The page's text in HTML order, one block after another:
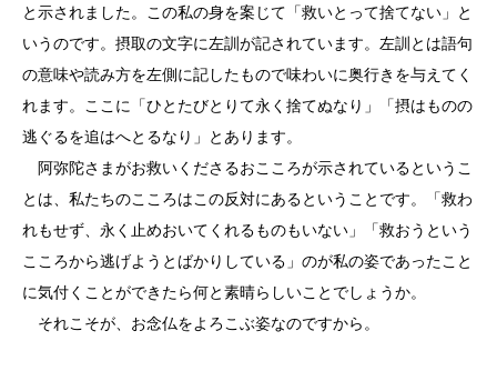
と示されました。この私の身を案じて「救いとって捨てない」と
いうのです。摂取の文字に左訓が記されています。左訓とは語句
の意味や読み方を左側に記したもので味わいに奥行きを与えてく
れます。ここに「ひとたびとりて永く捨てぬなり」「摂はものの
逃ぐるを追はへとるなり」とあります。
阿弥陀さまがお救いくださるおこころが示されているというこ
とは、私たちのこころはこの反対にあるということです。「救わ
れもせず、永く止めおいてくれるものもいない」「救おうという
こころから逃げようとばかりしている」のが私の姿であったこと
に気付くことができたら何と素晴らしいことでしょうか。
それこそが、お念仏をよろこぶ姿なのですから。